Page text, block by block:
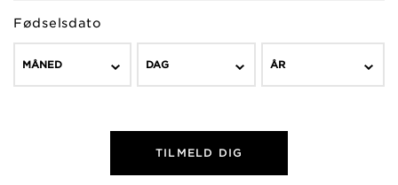
Fødselsdato
MÅNED DAG ÅR
TILMELD DIG